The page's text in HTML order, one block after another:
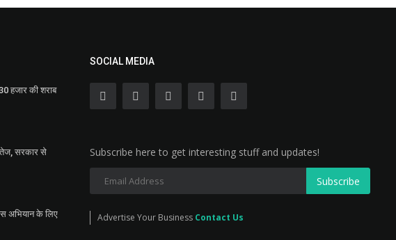
हजार की शराब
तेज, सरकार से
अभियान के लिए
SOCIAL MEDIA
Subscribe here to get interesting stuff and updates!
Subscribe
Advertise Your Business Contact Us